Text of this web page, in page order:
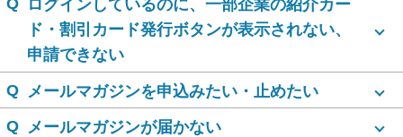
Q
ログインしているのに、一部企業の紹介カー
ド・割引カード発行ボタンが表示されない、
申請できない
Q メールマガジンを申込みたい・止めたい
Q メールマガジンが届かない